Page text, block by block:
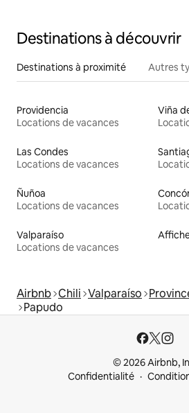
Destinations à découvrir
Destinations à proximité Autres
Providencia
Locations de vacances
Viña
Las Condes
Locations de vacances
Ñuñoa
Locations de vacances
Valparaíso
Locations de vacances
Airbnb Chili Valparaíso
Papudo
© 2026 Airbnb,
Confidentialité